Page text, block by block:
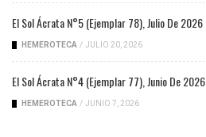
El Sol Ácrata N°5 (ejemplar 78), Julio De 2026
HEMEROTECA / JULIO 20, 2026
El Sol Ácrata N°4 (ejemplar 77), Junio De 2026
HEMEROTECA / JUNIO 7, 2026